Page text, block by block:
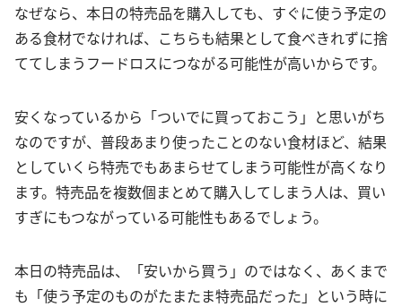
なぜなら、本日の特売品を購入しても、すぐに使う予定の
ある食材でなければ、こちらも結果として食べきれずに捨
ててしまうフードロスにつながる可能性が高いからです。
安くなっているから「ついでに買っておこう」と思いがち
なのですが、普段あまり使ったことのない食材ほど、結果
としていくら特売でもあまらせてしまう可能性が高くなり
ます。特売品を複数個まとめて購入してしまう人は、買い
すぎにもつながっている可能性もあるでしょう。
本日の特売品は、「安いから買う」のではなく、あくまで
も「使う予定のものがたまたま特売品だった」という時に